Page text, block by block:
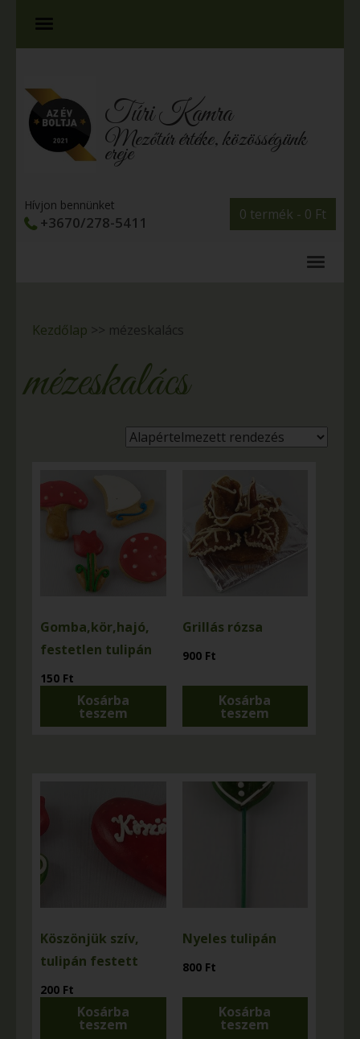
Túri Kamra
Mezőtúr értéke, közösségünk
ereje
0 termék - 0 Ft
Hívjon bennünket
+3670/278-5411
Kezdőlap >> mézeskalács
mézeskalács
Gomba,kör,hajó,
festetlen tulipán
150 Ft
Kosárba
teszem
Grillás rózsa
900 Ft
Kosárba
teszem
Köszönjük szív,
tulipán festett
200 Ft
Kosárba
teszem
Nyeles tulipán
800 Ft
Kosárba
teszem